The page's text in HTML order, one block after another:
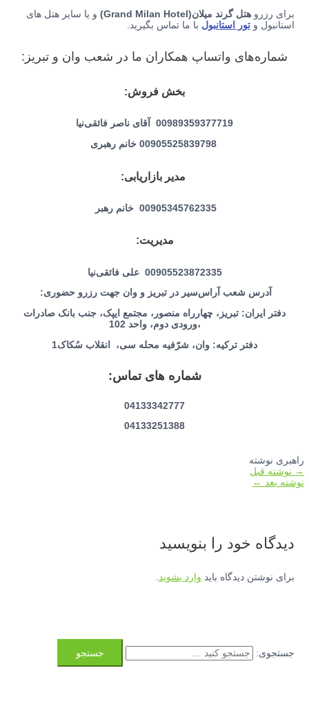
برای رزروهتل گرند میلان(Grand Milan Hotel)
و یا سایر هتل های
استانبول وتور استانبول با ما تماس بگیرید.
شماره‌های واتساپ همکاران ما در شعب وان و تبریز:
بخش فروش:
00989359377719 آقای ناصر فائقی‌نیا
00905525839798 خانم رهبری
مدیر بازاریابی:
00905345762335 خانم رهبر
مدیریت:
00905523872335 علی فائقی‌نیا
آدرس شعب آراس‌سیر در تبریز و وان جهت رزرو حضوری:
دفتر ایران: تبریز، چهارراه منصور، مجتمع ایپک، جنب بانک صادرات
،ورودی دوم، واحد 102
دفتر ترکیه: وان، شرّفیه محله سی، انقلاب سُکاک1
شماره های تماس:
04133342777
04133251388
راهبری نوشته
→ نوشته قبل
نوشته بعد ←
دیدگاه‌ خود را بنویسید
برای نوشتن دیدگاه باید وارد بشوید
جستجوی: